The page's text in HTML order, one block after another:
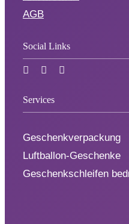
AGB
Social Links
Services
Geschenkverpackung
Luftballon-Geschenke
Geschenkschleifen